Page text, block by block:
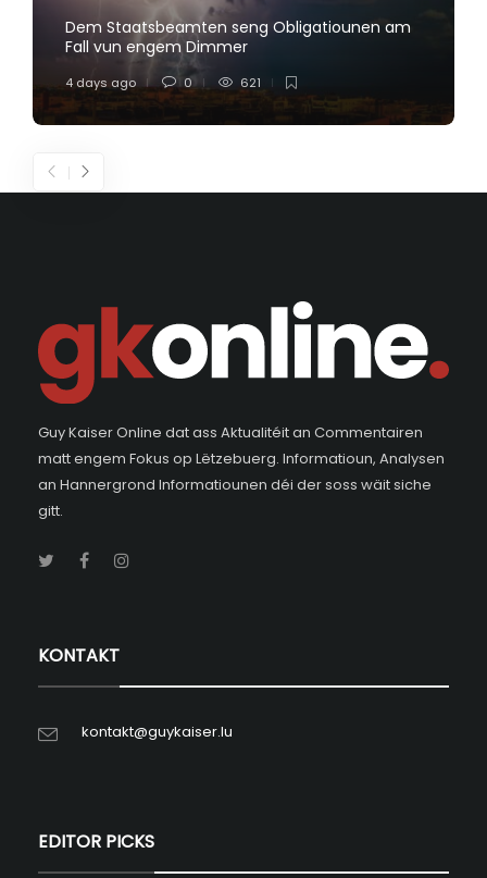
Dem Staatsbeamten seng Obligatiounen am
Fall vun engem Dimmer
4 days ago 0 621
Guy Kaiser Online dat ass Aktualitéit an Commentairen
matt engem Fokus op Lëtzebuerg. Informatioun, Analysen
an Hannergrond Informatiounen déi der soss wäit siche
gitt.
KONTAKT
kontakt@guykaiser.lu
EDITOR PICKS